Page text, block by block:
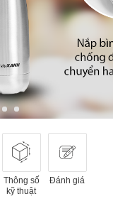
Thông số
kỹ thuật
Đánh giá